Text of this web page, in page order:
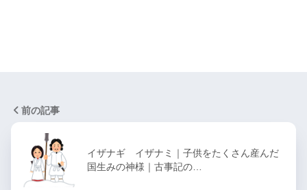
前の記事
イザナギ イザナミ｜子供をたくさん産んだ
国生みの神様｜古事記の…